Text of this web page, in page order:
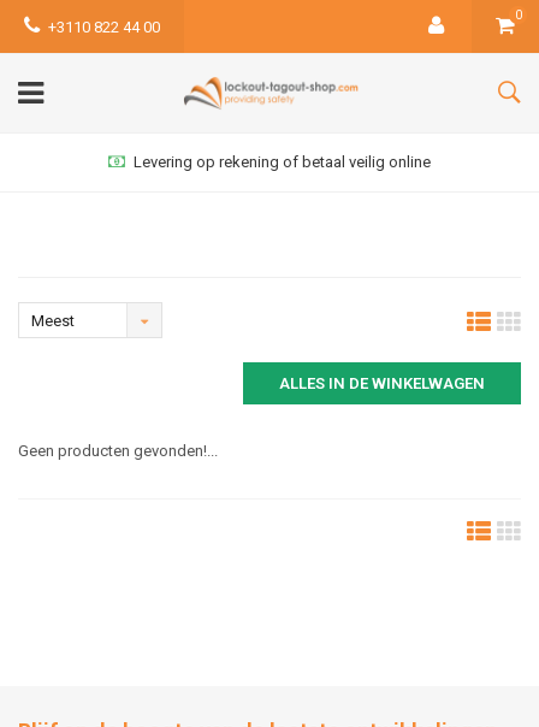
+3110 822 44 00
0
Levering op rekening of betaal veilig online
Meest
ALLES IN DE WINKELWAGEN
Geen producten gevonden!...